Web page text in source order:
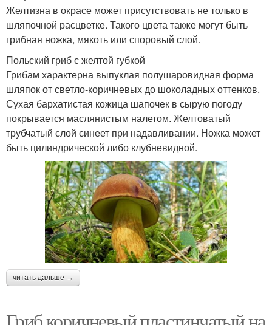
Желтизна в окрасе может присутствовать не только в
шляпочной расцветке. Такого цвета также могут быть
грибная ножка, мякоть или споровый слой.
Польский гриб с желтой губкой
Грибам характерна выпуклая полушаровидная форма
шляпок от светло-коричневых до шоколадных оттенков.
Сухая бархатистая кожица шапочек в сырую погоду
покрывается маслянистым налетом. Желтоватый
трубчатый слой синеет при надавливании. Ножка может
быть цилиндрической либо клубневидной.
читать дальше →